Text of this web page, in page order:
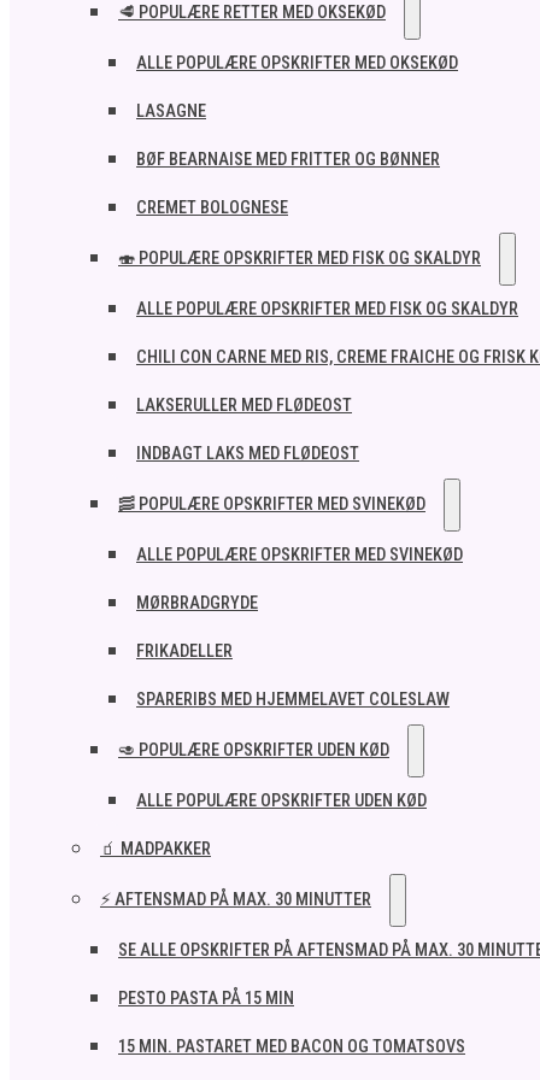
🥩 POPULÆRE RETTER MED OKSEKØD
ALLE POPULÆRE OPSKRIFTER MED OKSEKØD
LASAGNE
BØF BEARNAISE MED FRITTER OG BØNNER
CREMET BOLOGNESE
🍣 POPULÆRE OPSKRIFTER MED FISK OG SKALDYR
ALLE POPULÆRE OPSKRIFTER MED FISK OG SKALDYR
CHILI CON CARNE MED RIS, CREME FRAICHE OG FRISK
LAKSERULLER MED FLØDEOST
INDBAGT LAKS MED FLØDEOST
🥓 POPULÆRE OPSKRIFTER MED SVINEKØD
ALLE POPULÆRE OPSKRIFTER MED SVINEKØD
MØRBRADGRYDE
FRIKADELLER
SPARERIBS MED HJEMMELAVET COLESLAW
🥑 POPULÆRE OPSKRIFTER UDEN KØD
ALLE POPULÆRE OPSKRIFTER UDEN KØD
🧃 MADPAKKER
⚡ AFTENSMAD PÅ MAX. 30 MINUTTER
SE ALLE OPSKRIFTER PÅ AFTENSMAD PÅ MAX. 30
PESTO PASTA PÅ 15 MIN
15 MIN. PASTARET MED BACON OG TOMATSOVS